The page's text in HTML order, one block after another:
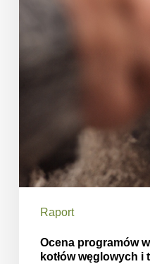
Raport
Ocena programów
kotłów węglowych